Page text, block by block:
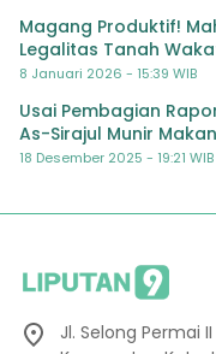
Magang Produktif!
Legalitas Tanah
8 Januari 2026 - 15:39 WIB
Usai Pembagian
As-Sirajul Munir
Semester
18 Desember 2025 - 19:21 WIB
Jl. Selong Permai